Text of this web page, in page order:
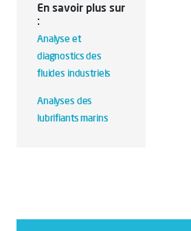
En savoir plus sur
:
Analyse et
diagnostics des
fluides industriels
Analyses des
lubrifiants marins